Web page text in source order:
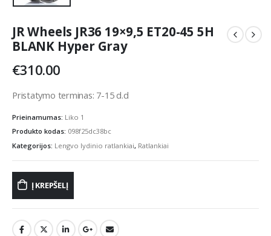
JR Wheels JR36 19×9,5 ET20-45 5H
BLANK Hyper Gray
€310.00
Pristatymo terminas: 7-15 d.d
Prieinamumas: Liko 1
Produkto kodas: 098f25dc38bc
Kategorijos: Lengvo lydinio ratlankiai, Ratlankiai
Į KREPŠELĮ